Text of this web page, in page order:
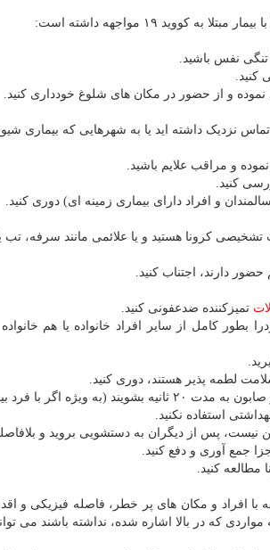
۱۹ مواجهه داشته است:
تنگی نفس باشید.
کنید.
و از حضور در مکان های شلوغ خودداری کنید.
نزدیک داشته اید یا به شهرهایی که بیماری
و مراقب علایم باشید.
و افراد دارای بیماری زمینه ای) دوری کنید.
دارند، اجتناب کنید.
تمیزکننده ضدعفونی کنید.
بطور کامل از سایر افراد خانواده یا هم
لطمه پذیر هستند، دوری کنید.
فرد بیمار تماس داشته اند).
استفاده نکنید.
پس از دیگران به دستشویی بروید و بلافاصله
جمع آوری و دفع کنید.
مطالعه کنید.
با افراد و مکان های پر خطر، فاصله فیزیکی و
که در بالا اشاره شده، نداشته باشند می